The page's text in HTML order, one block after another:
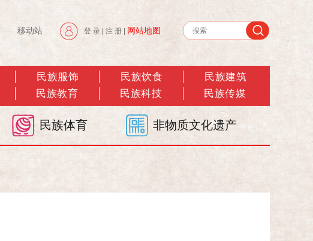
移动站 登 录 注 册 网站地图
民族服饰 民族饮食
民族建筑
民族教育 民族科技 民族传媒
民族体育 非物质文化遗产